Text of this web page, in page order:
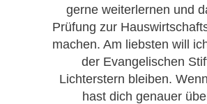
gerne weiterlernen und
Prüfung zur
machen. Am liebsten will
der Evangelischen
Lichterstern bleiben.
hast dich genauer